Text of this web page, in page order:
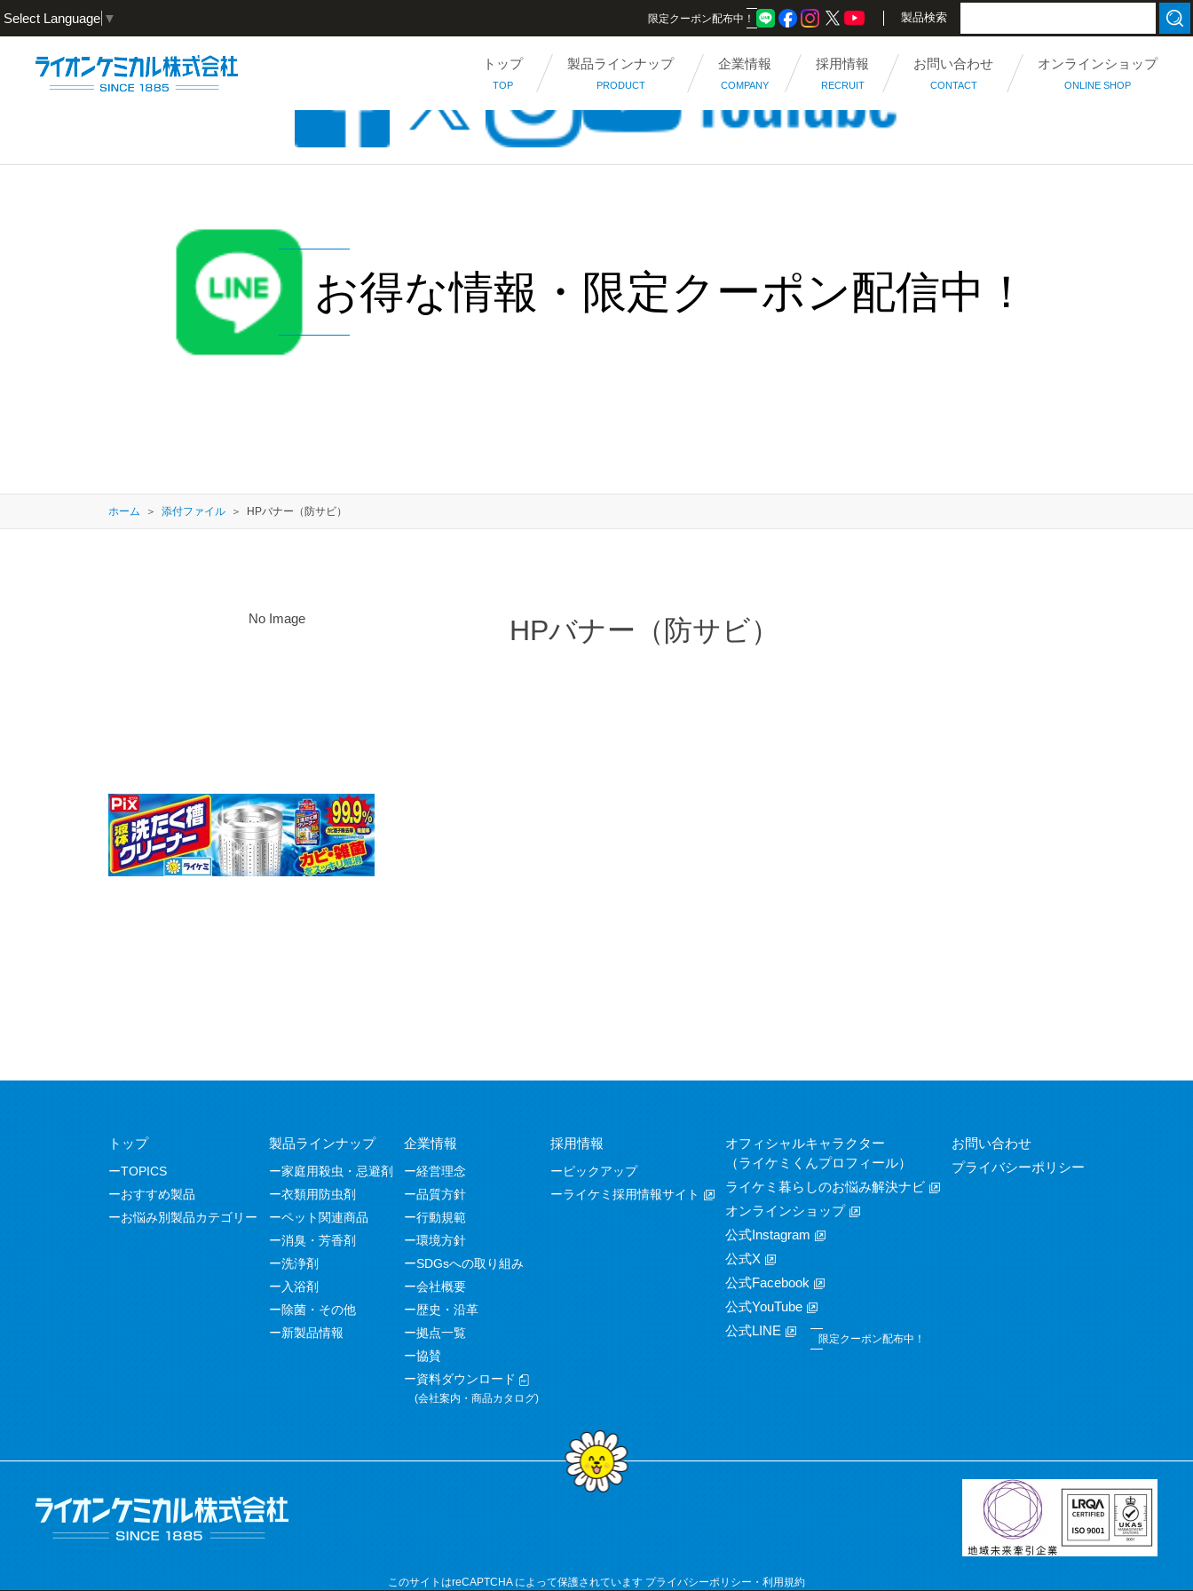
Select Language ▼ 限定クーポン配布中！ 製品検索
トップ
TOP
製品ラインナップ
PRODUCT
企業情報
COMPANY
採用情報
RECRUIT
お問い合わせ
CONTACT
オンラインショップ
ONLINE SHOP
お得な情報・限定クーポン配信中！
ホーム 添付ファイル HPバナー（防サビ）
No Image HPバナー（防サビ）
トップ
TOPICS
おすすめ製品
お悩み別製品カテゴリー
製品ラインナップ
家庭用殺虫・忌避剤
衣類用防虫剤
ペット関連商品
消臭・芳香剤
洗浄剤
入浴剤
除菌・その他
新製品情報
企業情報
経営理念
品質方針
行動規範
環境方針
SDGsへの取り組み
会社概要
歴史・沿革
拠点一覧
協賛
資料ダウンロード
(会社案内・商品カタログ)
採用情報
ピックアップ
ライケミ採用情報サイト
オフィシャルキャラクター
（ライケミくんプロフィール）
ライケミ暮らしのお悩み解決ナビ
オンラインショップ
公式Instagram
公式X
公式Facebook
公式YouTube
公式LINE
限定クーポン配布中！
お問い合わせ
プライバシーポリシー
このサイトはreCAPTCHA によって保護されています プライバシーポリシー ・ 利用規約